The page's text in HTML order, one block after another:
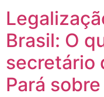
Brasil: O
secretário
Pará